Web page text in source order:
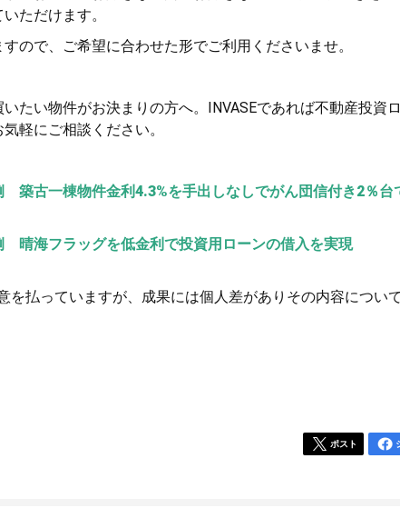
ただけます。
ので、ご希望に合わせた形でご利用くださいませ。
たい物件がお決まりの方へ。INVASEであれば不動産投資
軽にご相談ください。
築古一棟物件金利4.3%を手出しなしでがん団信付き2％台
晴海フラッグを低金利で投資用ローンの借入を実現
を払っていますが、成果には個人差がありその内容につい
ポスト